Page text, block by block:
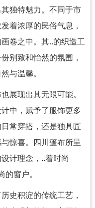
独特魅力。不同于市
着浓厚的民俗气息，
卷之中。其..的织造工
别致和怡然的氛围，
与温馨。
展现出其无限可能。
中，赋予了服饰更多
常穿搭，还是独具匠
惊喜。四川篷布所呈
计理念，..着时尚
的窗户。
史积淀的传统工艺，